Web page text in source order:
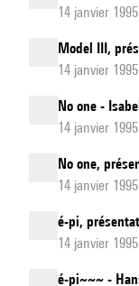
14 janvier
Model III,
14 janvier
No one -
14 janvier
No one,
14 janvier
é-pi,
14 janvier
é-pi~~~ -